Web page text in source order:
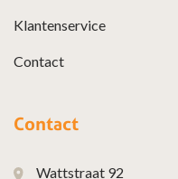
Klantenservice
Contact
Contact
Wattstraat 92